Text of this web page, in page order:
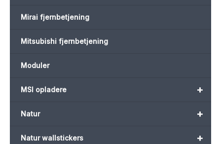
Mirai fjernbetjening
Mitsubishi fjernbetjening
Moduler
+
MSI opladere
+
Natur
+
Natur wallstickers